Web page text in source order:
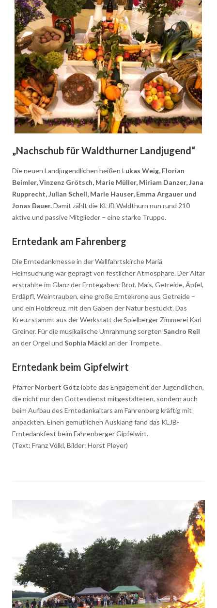
„Nachschub für Waldthurner Landjugend“
Die neuen Landjugendlichen heißen L ukas Weig, Florian
Beimler, Vinzenz Grötsch, Marie Müller, Miriam Danzer, Jana
Rupprecht, Julian Schell, Marie Hauser, Emma Argauer und
Jonas Bauer.Damit zählt die KLJB Waldthurn nun rund 210
aktive und passive Mitglieder – eine starke Truppe.
Erntedank am Fahrenberg
Die Erntedankmesse in der Wallfahrtskirche Mariä
Heimsuchung war geprägt von festlicher Atmosphäre. Der Altar
erstrahlte im Glanz der Erntegaben: Brot, Mais, Getreide, Äpfel,
Erdäpfl, Weintrauben, eine große Erntekrone aus Getreide –
und ein Holzkreuz, mit den Gaben der Natur bestückt. Das
Kreuz stammt aus der Werkstatt derSpielberger Zimmerei Karl
Greiner. Für die musikalische Umrahmung sorgten Sandro Reil
an der Orgel und Sophia Mäckl an der Trompete.
Erntedank beim Gipfelwirt
PfarrerNorbert Götz lobte das Engagement der Jugendlichen,
die nicht nur den Gottesdienst mitgestalteten, sondern auch
beim Aufbau des Erntedankaltars am Fahrenberg kräftig mit
anpackten. Einen gemütlichen Ausklang fand das KLJB-
Erntedankfest beim Fahrenberger Gipfelwirt.
(Text: Franz Völkl, Bilder: Horst Pleyer)